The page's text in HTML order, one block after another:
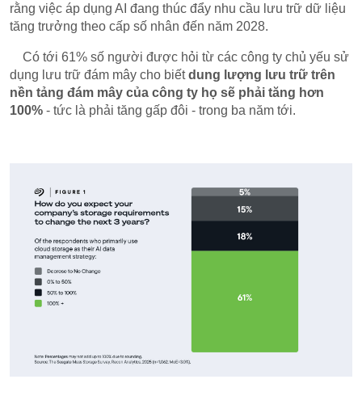
rằng việc áp dụng AI đang thúc đẩy nhu cầu lưu trữ dữ liệu
tăng trưởng theo cấp số nhân đến năm 2028.
Có tới 61% số người được hỏi từ các công ty chủ yếu sử
dụng lưu trữ đám mây cho biếtdung lượng lưu trữ trên
nền tảng đám mây của công ty họ sẽ phải tăng hơn
100% - tức là phải tăng gấp đôi - trong ba năm tới.